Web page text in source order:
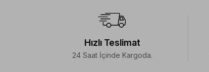
Hızlı Teslimat
24 Saat İçinde Kargoda.